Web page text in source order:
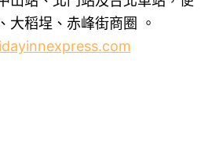
大稻埕、赤峰街商圈 。